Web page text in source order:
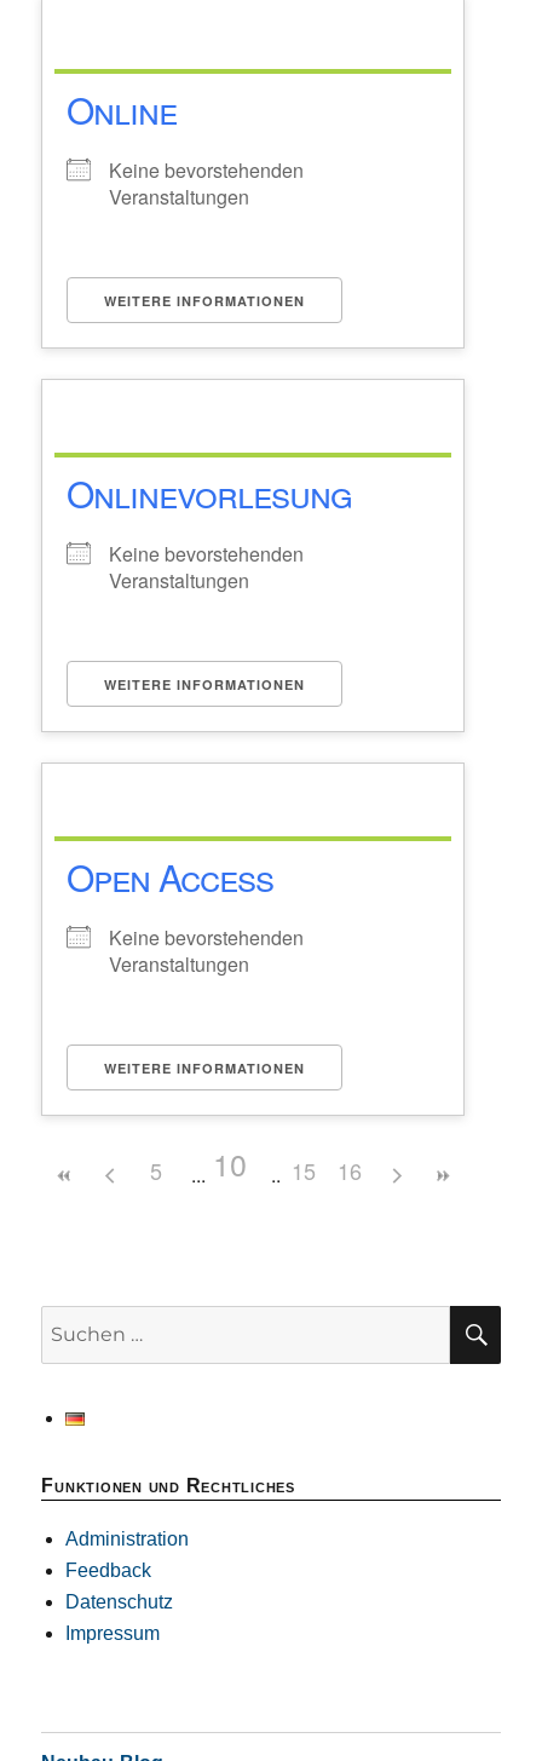
Online
Keine bevorstehenden
Veranstaltungen
WEITERE INFORMATIONEN
Onlinevorlesung
Keine bevorstehenden
Veranstaltungen
WEITERE INFORMATIONEN
Open Access
Keine bevorstehenden
Veranstaltungen
WEITERE INFORMATIONEN
5 10 15 16
Funktionen und Rechtliches
Administration
Feedback
Datenschutz
Impressum